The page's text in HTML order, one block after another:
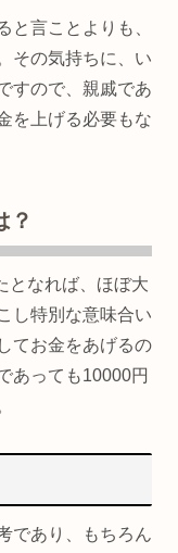
と言ことよりも、
その気持ちに、い
すので、親戚であ
を上げる必要もな
？
となれば、ほぼ大
し特別な意味合い
てお金をあげるの
あっても10000円
であり、もちろん